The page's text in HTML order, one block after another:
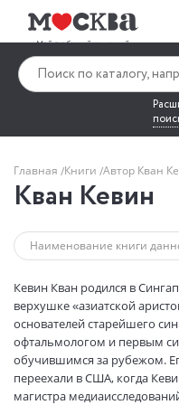
Главная Книги Автор Кван
Кван Кевин
Кевин Кван родился в
верхушке «азиатской
основателей старейшего
офтальмологом и первым
обучившимся за рубежом.
переехали в США, когда
магистра